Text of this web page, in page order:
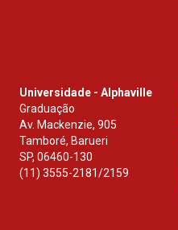
Universidade - Alphaville
Graduação
Av. Mackenzie, 905
Tamboré, Barueri
SP,06460-130
(11) 3555-2181/2159